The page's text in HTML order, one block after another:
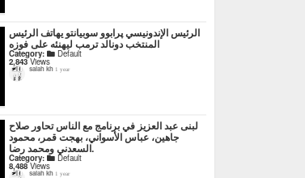
الرئيس الإندونيسي پرابوو سوبيانتو يهاتف الرئيس
المنتخب دونالد ترمب ليهنئه على فوزه
Category: Default
2,843Views
salah kh 1 year
لبنى عبد العزيز في برنامج مع الناس تحاور صلاح
جاهين، عباس الأسواني، بهجت قمر، محمود
السعدني ومحمد رضا.
Category: Default
8,488Views
salah kh 1 year